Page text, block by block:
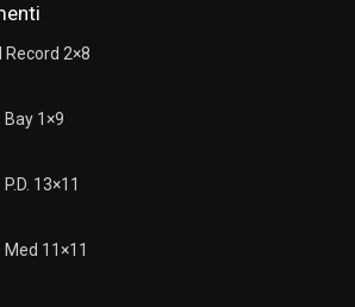
Record 2×8
Bay 1×9
13×11
11×11